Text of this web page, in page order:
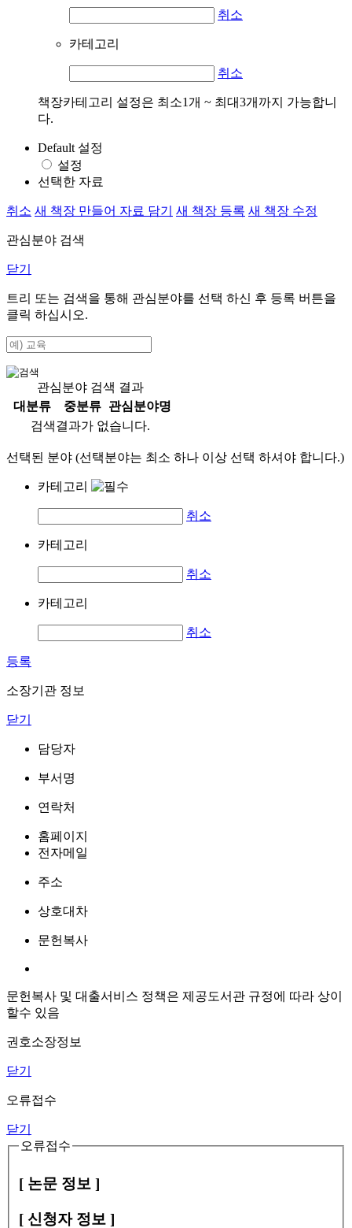
취소
카테고리
취소
책장카테고리 설정은 최소1개 ~ 최대3개까지 가능합니
다.
Default 설정
설정
선택한 자료
취소 새 책장 만들어 자료 담기 새 책장 등록 새 책장 수정
관심분야 검색
닫기
트리 또는 검색을 통해 관심분야를 선택 하신 후 등록 버튼을
클릭 하십시오.
관심분야 검색 결과
대분류
중분류
관심분야명
검색결과가 없습니다.
선택된 분야 (선택분야는 최소 하나 이상 선택 하셔야 합니다.)
카테고리
취소
카테고리
취소
카테고리
취소
등록
소장기관 정보
닫기
담당자
부서명
연락처
홈페이지
전자메일
주소
상호대차
문헌복사
문헌복사 및 대출서비스 정책은 제공도서관 규정에 따라 상이
할수 있음
권호소장정보
닫기
오류접수
닫기
오류접수
[ 논문 정보 ]
[ 신청자 정보 ]